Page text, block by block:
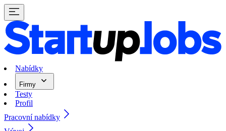
Nabídky
Firmy
Testy
Profil
Pracovní nabídky